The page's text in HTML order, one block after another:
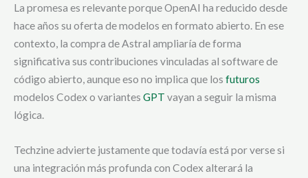
La promesa es relevante porque OpenAI ha reducido desde
hace años su oferta de modelos en formato abierto. En ese
contexto, la compra de Astral ampliaría de forma
significativa sus contribuciones vinculadas al software de
código abierto, aunque eso no implica que los futuros
modelos Codex o variantes GPT vayan a seguir la misma
lógica.
Techzine advierte justamente que todavía está por verse si
una integración más profunda con Codex alterará la